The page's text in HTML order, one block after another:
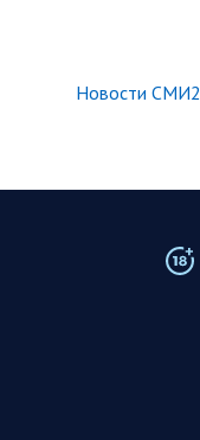
Новости СМИ2